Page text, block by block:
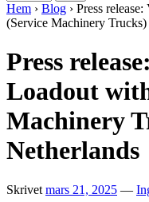
Hem › Blog › Press
(Service Machinery
Press
Loadout
Machinery
Netherlands
Skrivet mars 21, 2025 —